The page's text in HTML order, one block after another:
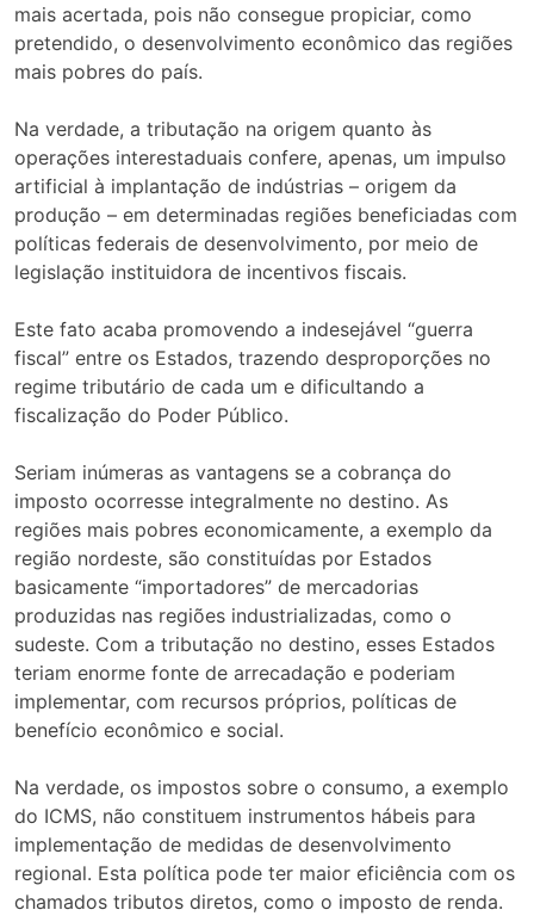
mais acertada, pois não consegue propiciar, como
pretendido, o desenvolvimento econômico das regiões
mais pobres do país.
Na verdade, a tributação na origem quanto às
operações interestaduais confere, apenas, um impulso
artificial à implantação de indústrias – origem da
produção – em determinadas regiões beneficiadas com
políticas federais de desenvolvimento, por meio de
legislação instituidora de incentivos fiscais.
Este fato acaba promovendo a indesejável “guerra
fiscal” entre os Estados, trazendo desproporções no
regime tributário de cada um e dificultando a
fiscalização do Poder Público.
Seriam inúmeras as vantagens se a cobrança do
imposto ocorresse integralmente no destino. As
regiões mais pobres economicamente, a exemplo da
região nordeste, são constituídas por Estados
basicamente “importadores” de mercadorias
produzidas nas regiões industrializadas, como o
sudeste. Com a tributação no destino, esses Estados
teriam enorme fonte de arrecadação e poderiam
implementar, com recursos próprios, políticas de
benefício econômico e social.
Na verdade, os impostos sobre o consumo, a exemplo
do ICMS, não constituem instrumentos hábeis para
implementação de medidas de desenvolvimento
regional. Esta política pode ter maior eficiência com os
chamados tributos diretos, como o imposto de renda.